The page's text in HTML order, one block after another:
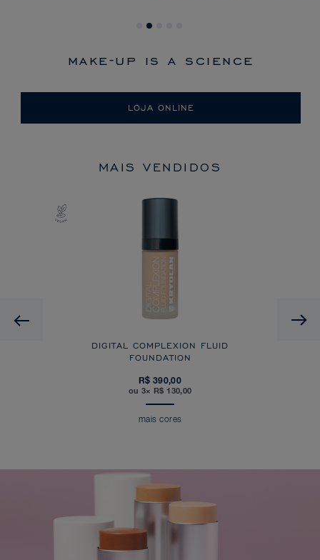
make-up is a science
LOJA ONLINE
MAIS VENDIDOS
Previous
DIGITAL COMPLEXION FLUID
FOUNDATION
R$ 390,00
ou 3× R$ 130,00
mais cores